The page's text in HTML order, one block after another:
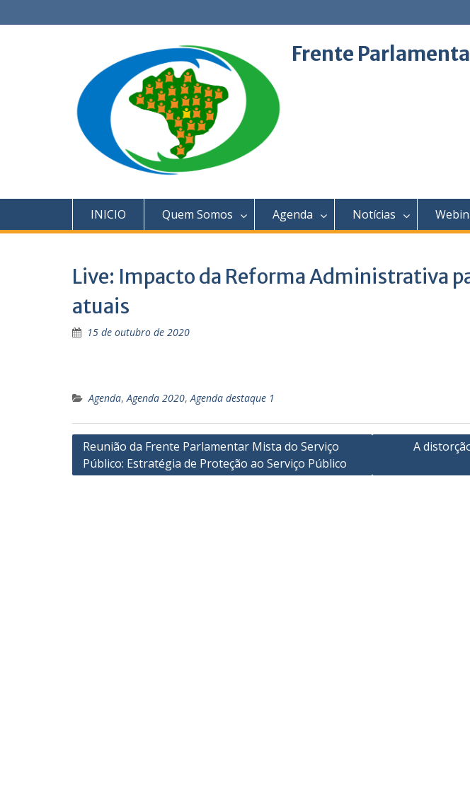
to
Frente
INICIO Quem Somos Agenda Notícias
Live: Impacto da Reforma Administrativa
atuais
15 de outubro de 2020
Agenda, Agenda 2020, Agenda destaque 1
Navegação
de
Reunião da Frente Parlamentar Mista do Serviço
Público: Estratégia de Proteção ao Serviço Público
A